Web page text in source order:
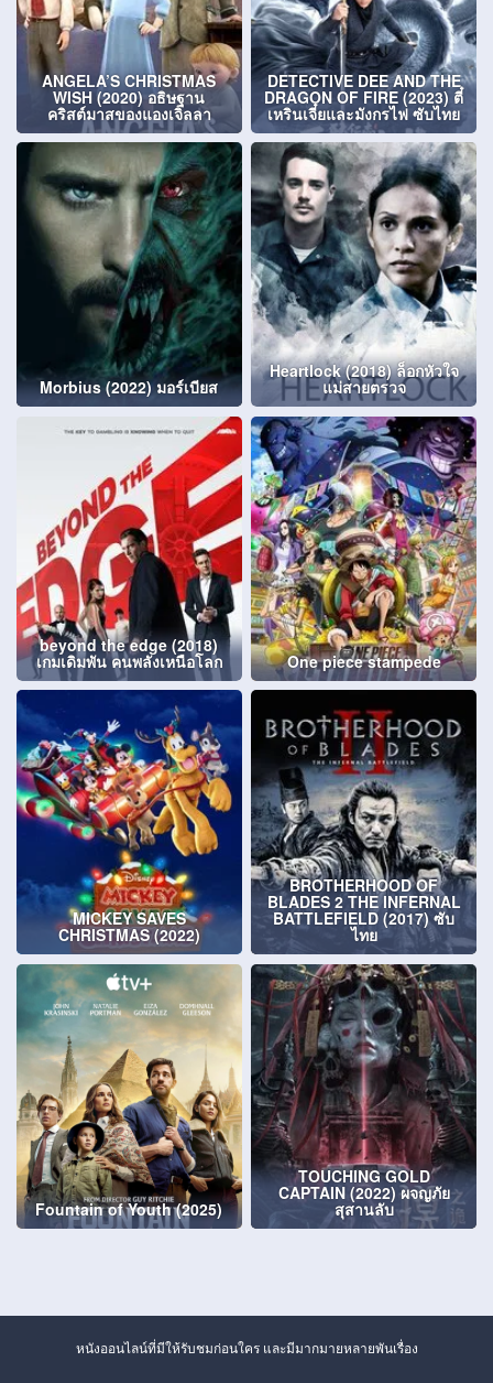
ANGELA’S CHRISTMAS
WISH (2020) อธิษฐาน
คริสต์มาสของแองเจิลลา
DETECTIVE DEE AND THE
DRAGON OF FIRE (2023) ตี๋
เหรินเจี๋ยและมังกรไฟ ซับไทย
Morbius (2022) มอร์เบียส
Heartlock (2018) ล็อกหัวใจ
แม่สายตรวจ
beyond the edge (2018)
เกมเดิมพัน คนพลังเหนือโลก One piece stampede
MICKEY SAVES
CHRISTMAS (2022)
BROTHERHOOD OF
BLADES 2 THE INFERNAL
BATTLEFIELD (2017) ซับ
ไทย
Fountain of Youth (2025)
TOUCHING GOLD
CAPTAIN (2022) ผจญภัย
สุสานลับ
หนังออนไลน์ที่มีให้รับชมก่อนใคร และมีมากมายหลายพันเรื่อง